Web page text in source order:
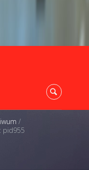
/
pid955